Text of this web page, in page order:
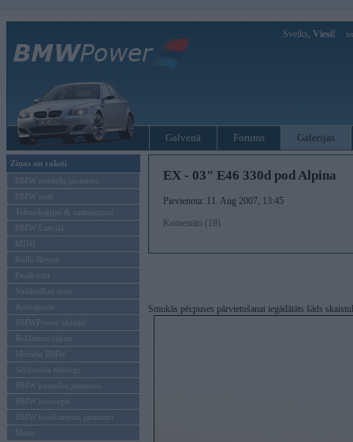
Sveiks, Viesi!
Galvenā Forums Galerijas
Ziņas un raksti
BMW modeļu jaunumi
BMW testi
Tehnoloģijas & sasniegumi
BMW Latvijā
MINI
Rolls-Royce
Pasākumi
Vadāmības tests
Autosports
BMWPower aktuāli
Reklāmas raksti
Mēneša BMW
Sērijveida tūnings
BMW pasaules jaunumi
BMW koncepti
BMW konkurentu jaunumi
Moto
EX - 03" E46 330d pod Alpina
Pievienota: 11. Aug 2007, 13:45
Komentāri (18)
Smukās pēcpuses pārvietošanai iegādātāts šāds